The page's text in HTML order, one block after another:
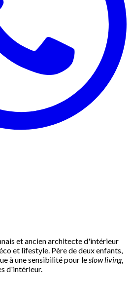
et ancien architecte d'intérieur
et lifestyle. Père de deux enfants,
à une sensibilité pour leslow living,
d'intérieur.